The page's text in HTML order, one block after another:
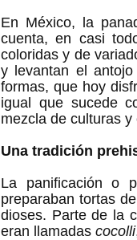
En México, la
cuenta, en casi
coloridas y de
y levantan el
formas, que hoy
igual que sucede
mezcla de culturas y
Una tradición
La panificación o
preparaban tortas
dioses. Parte de la
eran llamadas cocolli